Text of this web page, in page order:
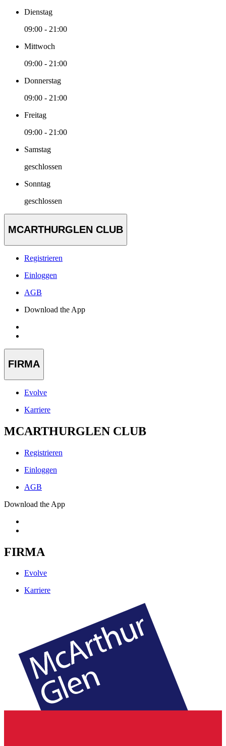
Dienstag
09:00 - 21:00
Mittwoch
09:00 - 21:00
Donnerstag
09:00 - 21:00
Freitag
09:00 - 21:00
Samstag
geschlossen
Sonntag
geschlossen
MCARTHURGLEN CLUB
Registrieren
Einloggen
AGB
Download the App
FIRMA
Evolve
Karriere
MCARTHURGLEN CLUB
Registrieren
Einloggen
AGB
Download the App
FIRMA
Evolve
Karriere